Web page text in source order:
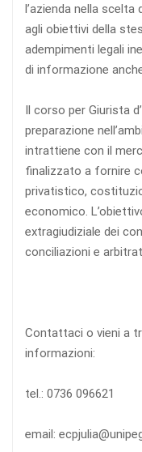
l’azienda nella
agli obiettivi della
adempimenti legali
di informazione
Il corso per Giurista
preparazione
intrattiene con il
finalizzato a fornire
privatistico,
economico.
extragiudiziale dei
conciliazioni e
Contattaci o vieni a
informazioni:
tel.: 0736 096621
email: